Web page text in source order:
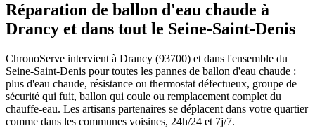
Réparation de ballon d'eau chaude à
Drancy et dans tout le Seine-Saint-Denis
ChronoServe intervient à Drancy (93700) et dans l'ensemble du
Seine-Saint-Denis pour toutes les pannes de ballon d'eau chaude :
plus d'eau chaude, résistance ou thermostat défectueux, groupe de
sécurité qui fuit, ballon qui coule ou remplacement complet du
chauffe-eau. Les artisans partenaires se déplacent dans votre quartier
comme dans les communes voisines, 24h/24 et 7j/7.